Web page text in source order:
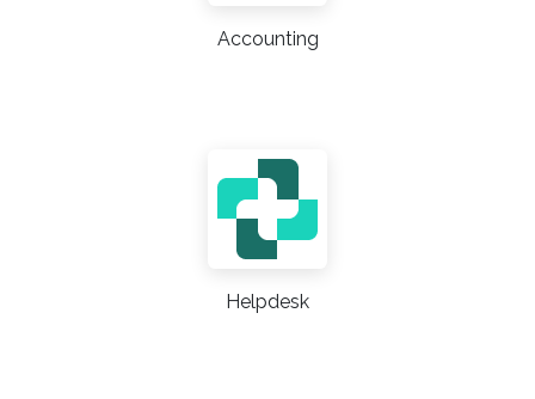
Accounting
Helpdesk